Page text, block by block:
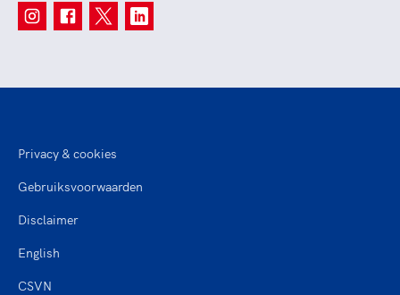
Privacy & cookies
Gebruiksvoorwaarden
Disclaimer
English
CSVN